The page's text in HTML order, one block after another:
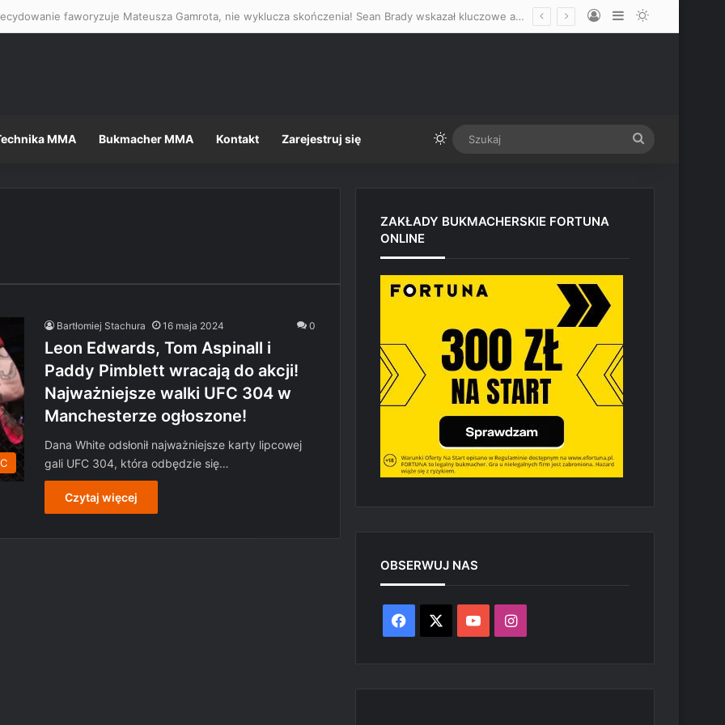
Zdecydowanie faworyzuje Mateusza Gamrota, nie wyklucza skończenia! Sean Brady wskazał kluczowe atuty Polaka przed starciem z Quillanem Salkilldem Log InSidebarSwitch skin
MMA Bukmacher MMA Kontakt Zarejestruj się Switch skin
Bartłomiej Stachura 16 maja 2024 0
Leon Edwards, Tom Aspinall i
Paddy Pimblett wracają do akcji!
Najważniejsze walki UFC 304 w
Manchesterze ogłoszone!
Dana White odsłonił najważniejsze karty lipcowej
gali UFC 304, która odbędzie się…
Czytaj więcej
ZAKŁADY BUKMACHERSKIE FORTUNA
ONLINE
OBSERWUJ NAS
Facebook YouTubeInstagram